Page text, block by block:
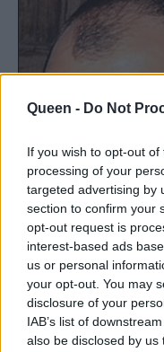
Queen - Do Not
If you wish to opt-out
processing of your
targeted advertising by
section to confirm your
opt-out request is
interest-based ads
us or personal
your opt-out. You may
disclosure of your
IAB’s list of
also be disclosed by